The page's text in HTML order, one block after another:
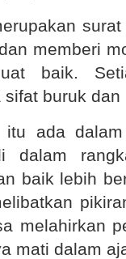
memberi
baik.
sifat buruk
itu ada
dalam
baik lebih
melahirkan
mati dalam